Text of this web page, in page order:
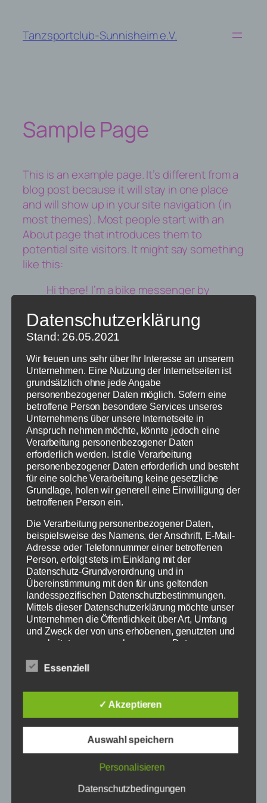
springen
Tanzsportclub-Sunnisheim e.V.
Sample Page
This is an example page. It’s different from a
blog post because it will stay in one place
and will show up in your site navigation (in
most themes). Most people start with an
About page that introduces them to
potential site visitors. It might say something
like this:
Hi there! I’m a bike messenger by
this is my website. I live in Los
Angeles, have a great dog named
gettin‘ caught in the rain.)
…or something like this:
The XYZ Doohickey Company was
founded in 1971, and has been
providing quality doohickeys to
the public ever since. Located in
Gotham City, XYZ employs over
2,000 people and does all kinds of
awesome things for the Gotham
community.
As a new WordPress user, you should go to
your dashboardto delete this page and
create new pages for your content. Have
fun!
Tanzsportclub-Sunnisheim
Die Tanzschule in Sinsheim | Standard |
Datenschutzerklärung
Stand: 26.05.2021
Wir freuen uns sehr über Ihr Interesse an unserem
Unternehmen. Eine Nutzung der Internetseiten ist
grundsätzlich ohne jede Angabe
personenbezogener Daten möglich. Sofern eine
betroffene Person besondere Services unseres
Unternehmens über unsere Internetseite in
Anspruch nehmen möchte, könnte jedoch eine
Verarbeitung personenbezogener Daten
erforderlich werden. Ist die Verarbeitung
personenbezogener Daten erforderlich und besteht
für eine solche Verarbeitung keine gesetzliche
Grundlage, holen wir generell eine Einwilligung der
betroffenen Person ein.
Die Verarbeitung personenbezogener Daten,
beispielsweise des Namens, der Anschrift, E-Mail-
Adresse oder Telefonnummer einer betroffenen
Person, erfolgt stets im Einklang mit der
Datenschutz-Grundverordnung und in
Übereinstimmung mit den für uns geltenden
landesspezifischen Datenschutzbestimmungen.
Mittels dieser Datenschutzerklärung möchte unser
Unternehmen die Öffentlichkeit über Art, Umfang
und Zweck der von uns erhobenen, genutzten und
verarbeiteten personenbezogenen Daten
mittels dieser Datenschutzerklärung über die ihnen
Wir haben als für die Verarbeitung Verantwortlicher
zahlreiche technische und organisatorische
lückenlosen Schutz der über diese Internetseite
verarbeiteten personenbezogenen Daten
Datenübertragungen grundsätzlich
Sicherheitslücken aufweisen, sodass ein absoluter
Schutz nicht gewährleistet werden kann. Aus
Essenziell
✓ Akzeptieren
Auswahl speichern
Personalisieren
Datenschutzbedingungen